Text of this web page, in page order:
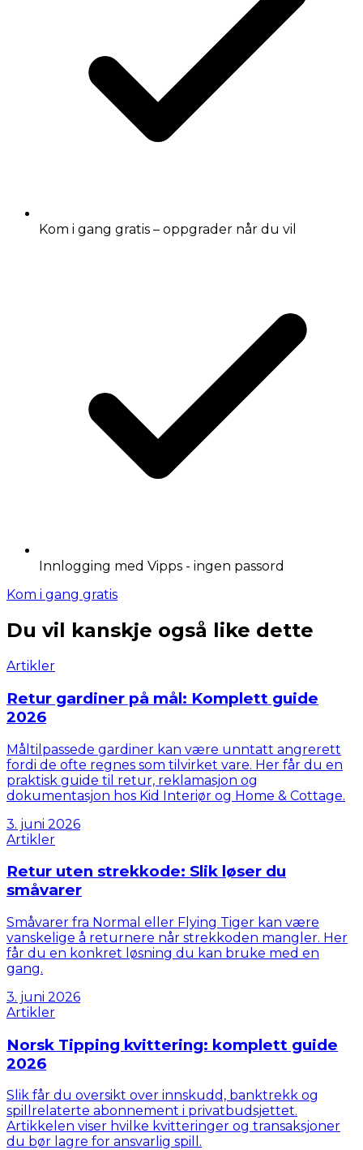
Kom i gang gratis – oppgrader når du vil
Innlogging med Vipps - ingen passord
Kom i gang gratis
Du vil kanskje også like dette
Artikler
Retur gardiner på mål: Komplett guide
2026
Måltilpassede gardiner kan være unntatt angrerett
fordi de ofte regnes som tilvirket vare. Her får du en
praktisk guide til retur, reklamasjon og
dokumentasjon hos Kid Interiør og Home & Cottage.
3. juni 2026
Artikler
Retur uten strekkode: Slik løser du
småvarer
Småvarer fra Normal eller Flying Tiger kan være
vanskelige å returnere når strekkoden mangler. Her
får du en konkret løsning du kan bruke med en
gang.
3. juni 2026
Artikler
Norsk Tipping kvittering: komplett guide
2026
Slik får du oversikt over innskudd, banktrekk og
spillrelaterte abonnement i privatbudsjettet.
Artikkelen viser hvilke kvitteringer og transaksjoner
du bør lagre for ansvarlig spill.